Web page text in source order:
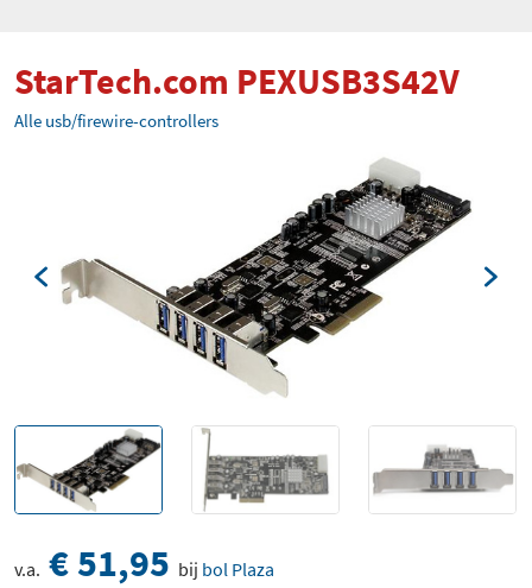
StarTech.com PEXUSB3S42V
Alle usb/firewire-controllers
v.a. € 51,95 bij bol Plaza